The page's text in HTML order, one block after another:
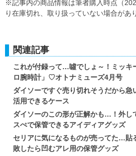
※記事内の商品情報は筆者購入時点（
り在庫切れ、取り扱っていない場合があ
関連記事
これが付録って…噓でしょ～！ミッキ
ロ腕時計」♡オトナミューズ4月号
ダイソーですぐ売り切れそうだから急
活用できるケース
ダイソーのこの形が正解かも…！外し
スぺで保管できるアイディアグッズ
セリアに気になるものが売ってた…貼
敗したら凹むアレ用の保管グッズ